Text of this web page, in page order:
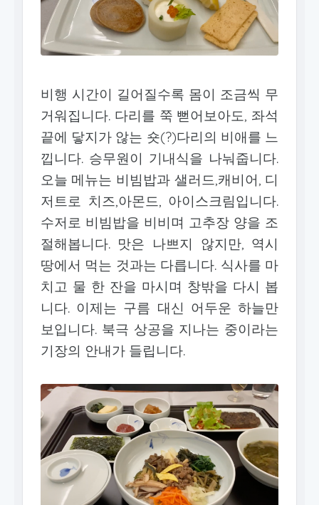
비행 시간이 길어질수록 몸이 조금씩 무
거워집니다. 다리를 쭉 뻗어보아도, 좌석
끝에 닿지가 않는 숏(?)다리의 비애를 느
낍니다. 승무원이 기내식을 나눠줍니다.
오늘 메뉴는 비빔밥과 샐러드,캐비어, 디
저트로 치즈,아몬드, 아이스크림입니다.
수저로 비빔밥을 비비며 고추장 양을 조
절해봅니다. 맛은 나쁘지 않지만, 역시
땅에서 먹는 것과는 다릅니다. 식사를 마
치고 물 한 잔을 마시며 창밖을 다시 봅
니다. 이제는 구름 대신 어두운 하늘만
보입니다. 북극 상공을 지나는 중이라는
기장의 안내가 들립니다.